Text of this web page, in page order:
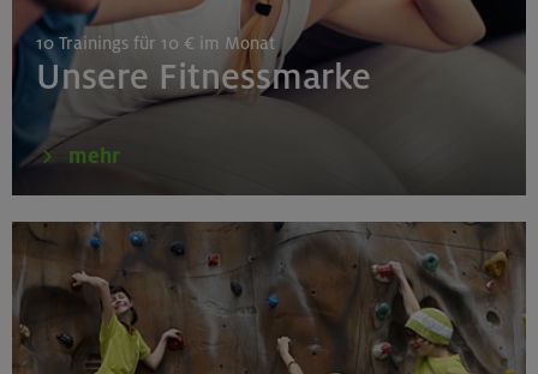
München
27./28.08.26
Grundkurs Klettern indoor
Gilching
30.08./06./13.09.26
Klettertechnik- und Taktikcoaching indoor
10 Trainings für 10 € im Monat
Unsere Fitnessmarke
mehr